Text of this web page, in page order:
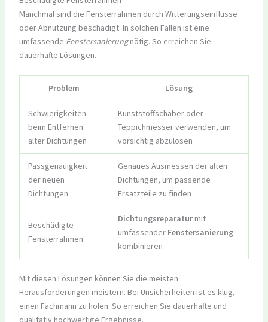
Manchmal sind die Fensterrahmen durch Witterungseinflüsse
oder Abnutzung beschädigt. In solchen Fällen ist eine
umfassende Fenstersanierungnötig. So erreichen Sie
dauerhafte Lösungen.
Problem Lösung
Schwierigkeiten
beim Entfernen
alter Dichtungen
Kunststoffschaber oder
Teppichmesser verwenden, um
vorsichtig abzulösen
Passgenauigkeit
der neuen
Dichtungen
Genaues Ausmessen der alten
Dichtungen, um passende
Ersatzteile zu finden
Beschädigte
Fensterrahmen
Dichtungsreparaturmit
umfassender Fenstersanierung
kombinieren
Mit diesen Lösungen können Sie die meisten
Herausforderungen meistern. Bei Unsicherheiten ist es klug,
einen Fachmann zu holen. So erreichen Sie dauerhafte und
qualitativ hochwertige Ergebnisse.